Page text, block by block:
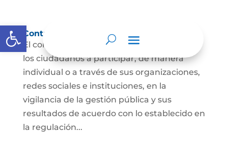
Abrir barra de herramientas
Control social
El control social es el derecho y el deber de
los ciudadanos a participar, de manera
individual o a través de sus organizaciones,
redes sociales e instituciones, en la
vigilancia de la gestión pública y sus
resultados de acuerdo con lo establecido en
la regulación...